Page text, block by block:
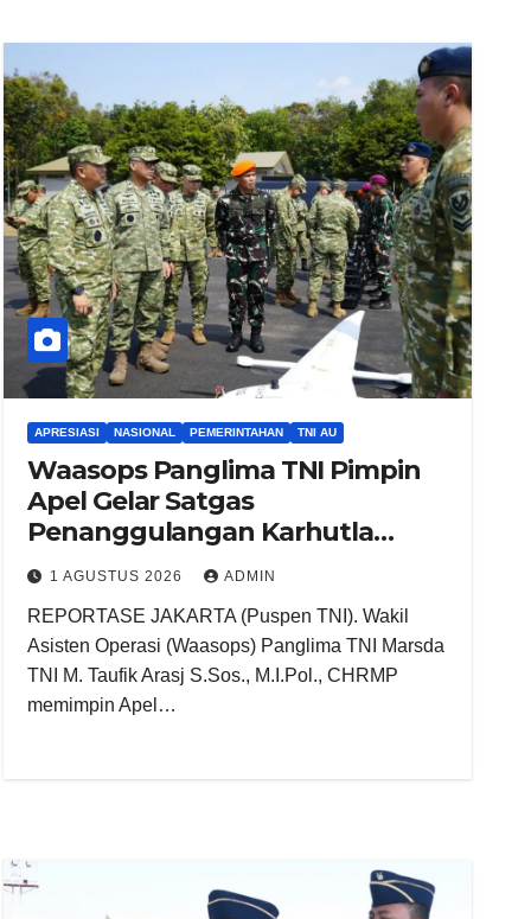
APRESIASI NASIONAL PEMERINTAHAN TNI AU
Waasops Panglima TNI Pimpin
Apel Gelar Satgas
Penanggulangan Karhutla
Tahun 2026
1 AGUSTUS 2026 ADMIN
REPORTASE JAKARTA (Puspen TNI). Wakil
Asisten Operasi (Waasops) Panglima TNI Marsda
TNI M. Taufik Arasj S.Sos., M.I.Pol., CHRMP
memimpin Apel…